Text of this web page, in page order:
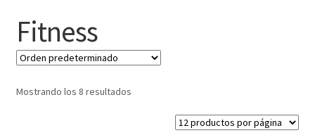
Más ideas
Técnicas del grabado
Contactar
Fitness
Mostrando los 8 resultados